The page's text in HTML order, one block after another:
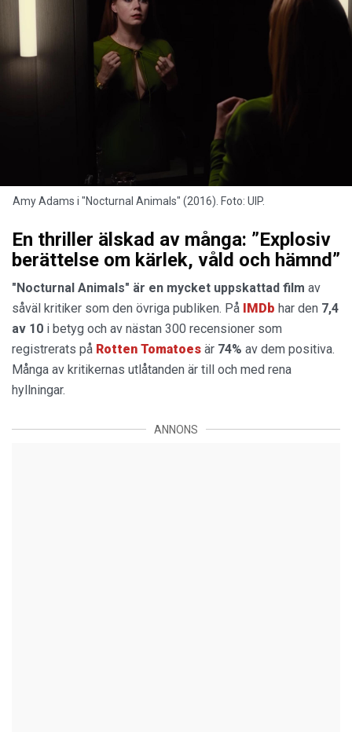
Amy Adams i "Nocturnal Animals" (2016). Foto: UIP.
En thriller älskad av många: ”Explosiv
berättelse om kärlek, våld och hämnd”
"Nocturnal Animals" är en mycket uppskattad film av
såväl kritiker som den övriga publiken. På IMDb har den 7,4
av 10 i betyg och av nästan 300 recensioner som
registrerats på Rotten Tomatoes är 74% av dem positiva.
Många av kritikernas utlåtanden är till och med rena
hyllningar.
ANNONS